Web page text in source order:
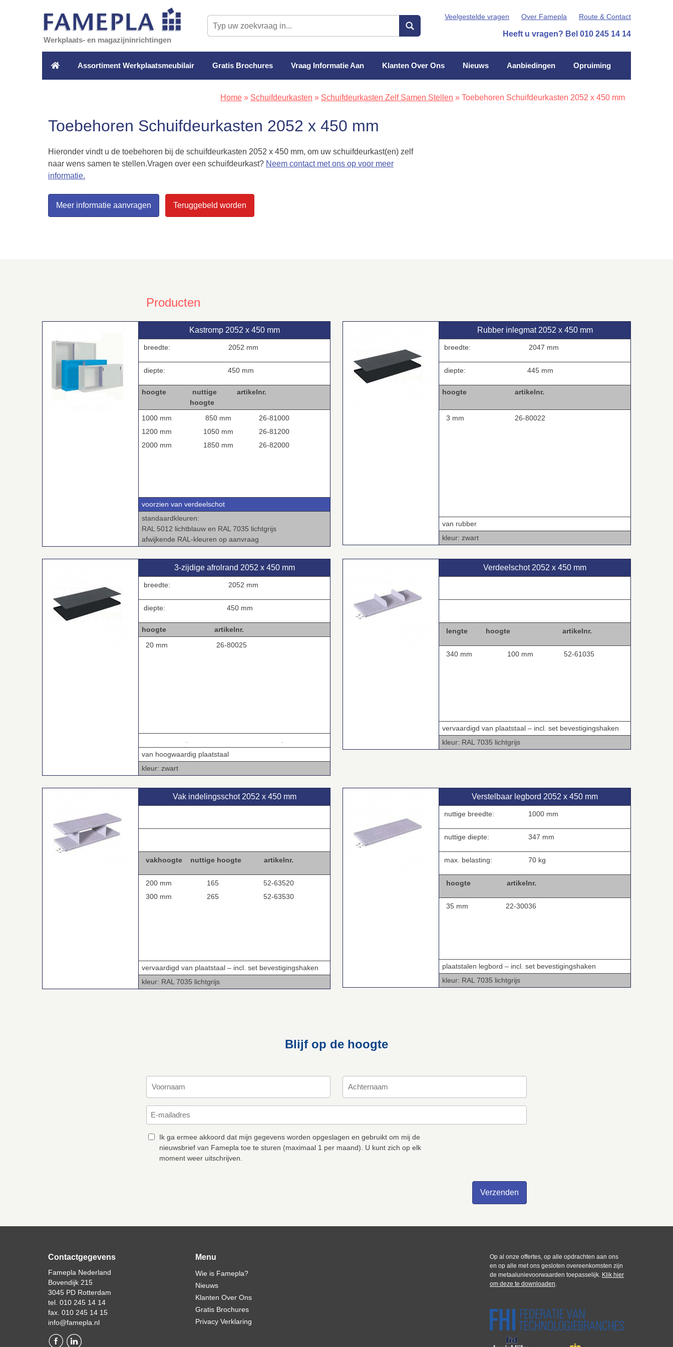
Werkplaats- en magazijninrichtingen
Veelgestelde vragen Over Famepla Route & Contact
Heeft u vragen? Bel 010 245 14 14
Assortiment Werkplaatsmeubilair Gratis Brochures Vraag Informatie Aan Klanten Over Ons Nieuws Aanbiedingen Opruiming
Home » Schuifdeurkasten » Schuifdeurkasten Zelf Samen Stellen » Toebehoren Schuifdeurkasten 2052 x 450 mm
Toebehoren Schuifdeurkasten 2052 x 450 mm
Hieronder vindt u de toebehoren bij de schuifdeurkasten 2052 x 450 mm, om uw schuifdeurkast(en) zelf
naar wens samen te stellen.Vragen over een schuifdeurkast? Neem contact met ons op voor meer
informatie.
Meer informatie aanvragen Teruggebeld worden
Producten
Kastromp 2052 x 450 mm
breedte: 2052 mm
diepte: 450 mm
hoogte nuttige artikelnr.
hoogte
1000 mm
850 mm
26-81000
1200 mm
1050 mm
26-81200
2000 mm
1850 mm 26-82000
voorzien van verdeelschot
standaardkleuren:
RAL 5012 lichtblauw en RAL 7035 lichtgrijs
afwijkende RAL-kleuren op aanvraag
Rubber inlegmat 2052 x 450 mm
breedte: 2047 mm
diepte: 445 mm
hoogte artikelnr.
3 mm 26-80022
van rubber
kleur: zwart
3‑zijdige afrolrand 2052 x 450 mm
breedte: 2052 mm
diepte: 450 mm
hoogte artikelnr.
20 mm
26-80025
van hoogwaardig plaatstaal
kleur: zwart
Verdeelschot 2052 x 450 mm
lengte hoogte artikelnr.
340 mm 100 mm 52-61035
vervaardigd van plaatstaal – incl. set bevestigingshaken
kleur: RAL 7035 lichtgrijs
Vak indelingsschot 2052 x 450 mm
vakhoogte nuttige hoogte artikelnr.
200 mm 165
52-63520
300 mm
265 52-63530
vervaardigd van plaatstaal – incl. set bevestigingshaken
kleur: RAL 7035 lichtgrijs
Verstelbaar legbord 2052 x 450 mm
nuttige breedte: 1000 mm
nuttige diepte: 347 mm
max. belasting: 70 kg
hoogte artikelnr.
35 mm 22-30036
plaatstalen legbord – incl. set bevestigingshaken
kleur: RAL 7035 lichtgrijs
Blijf op de hoogte
Ik ga ermee akkoord dat mijn gegevens worden opgeslagen en gebruikt om mij de
nieuwsbrief van Famepla toe te sturen (maximaal 1 per maand). U kunt zich op elk
moment weer uitschrijven.
Contactgegevens
Famepla Nederland
Bovendijk 215
3045 PD Rotterdam
tel. 010 245 14 14
fax. 010 245 14 15
info@famepla.nl
Menu
Wie is Famepla?
Nieuws
Klanten Over Ons
Gratis Brochures
Privacy Verklaring
Op al onze offertes, op alle opdrachten aan ons
en op alle met ons gesloten overeenkomsten zijn
de metaalunievoorwaarden toepasselijk. Klik hier
om deze te downloaden.